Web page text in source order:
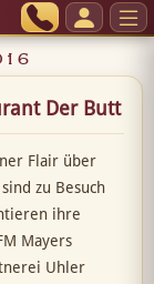
Der Butt
Flair über
zu Besuch
ihre
Mayers
Uhler